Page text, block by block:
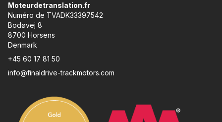
Moteurdetranslation.fr
Numéro de TVADK33397542
Bodøvej 8
8700 Horsens
Denmark
+45 60 17 81 50
info@finaldrive-trackmotors.com